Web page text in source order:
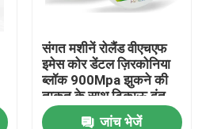
संगत मशीनें रोलैंड वीएचएफ
इमेस कोर डेंटल ज़िरकोनिया
ब्लॉक 900Mpa झुकने की
ताकत के साथ टिकाऊ दंत
अनुप्रयोगों के लिए उपयुक्त
जांच भेजें